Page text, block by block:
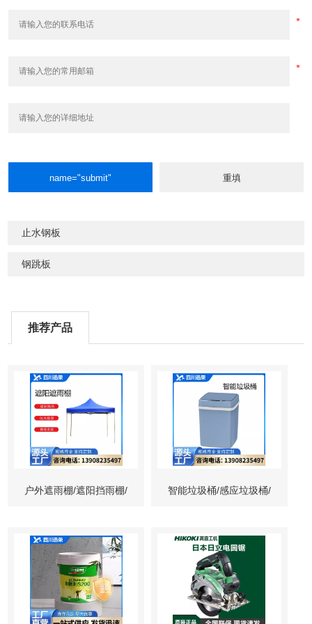
止水钢板
钢跳板
推荐产品
户外遮雨棚/遮阳挡雨棚/ 智能垃圾桶/感应垃圾桶/